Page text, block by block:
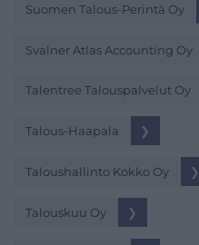
Suomen Talous-Perintä Oy
Svalner Atlas Accounting Oy
Talentree Talouspalvelut Oy
Talous-Haapala ❯
Taloushallinto Kokko Oy ❯
Talouskuu Oy ❯